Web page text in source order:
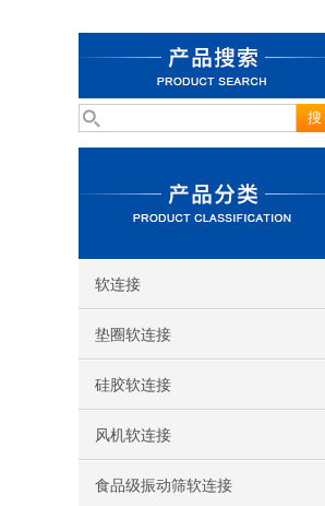
软连接
垫圈软连接
硅胶软连接
风机软连接
食品级振动筛软连接